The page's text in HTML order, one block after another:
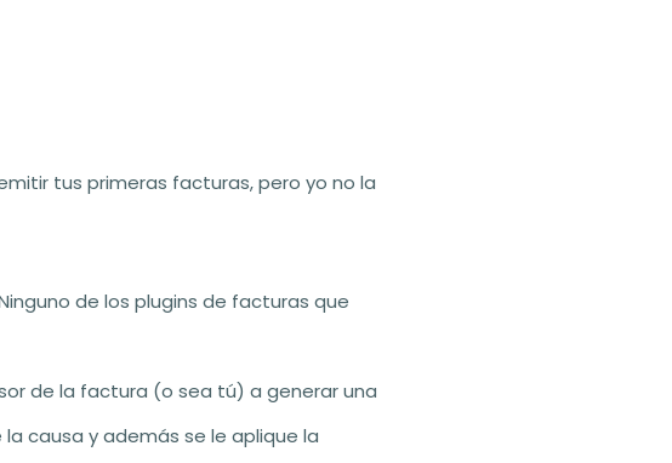
tus primeras facturas, pero yo no la
de los plugins de facturas que
de la factura (o sea tú) a generar una
causa y además se le aplique la